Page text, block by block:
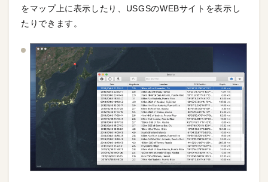
をマップ上に表示したり、USGSのWEBサイトを表示し
たりできます。